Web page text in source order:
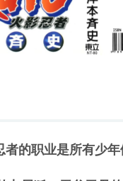
的职业是所有少年